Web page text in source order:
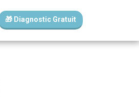
🎁 Diagnostic Gratuit